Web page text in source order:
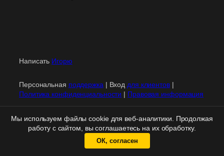
Мы используем файлы cookie для веб-аналитики. Продолжая
работу с сайтом, вы соглашаетесь на их обработку.
ОК, согласен
Написать Игорю
Персональная поддержка| Входдля клиентов|
Политика конфиденциальности | Правовая информация